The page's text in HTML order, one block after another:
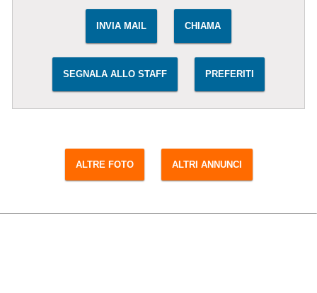
INVIA MAIL CHIAMA
SEGNALA ALLO STAFF PREFERITI
ALTRE FOTO ALTRI ANNUNCI